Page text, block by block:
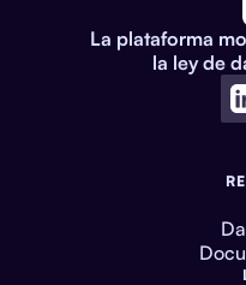
La plataforma
la ley de